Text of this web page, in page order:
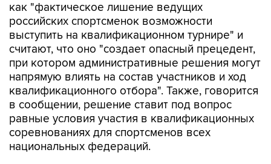
как "фактическое лишение ведущих
российских спортсменок возможности
выступить на квалификационном турнире" и
считают, что оно "создает опасный прецедент,
при котором административные решения могут
напрямую влиять на состав участников и ход
квалификационного отбора". Также, говорится
в сообщении, решение ставит под вопрос
равные условия участия в квалификационных
соревнованиях для спортсменов всех
национальных федераций.